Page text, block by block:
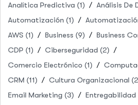
Analítica Predictiva (1) Análisis De
Automatización (1)
AWS (1) Business (9) Business
CDP (1) Ciberseguridad (2)
Comercio Electrónico (1)
CRM (11) Cultura Organizacional
Email Marketing (3) Entregabilidad